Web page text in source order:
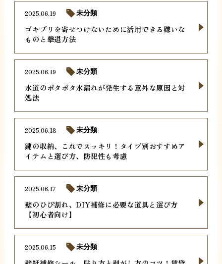
ゴキブリを寄せつけないために活用できる嫌いな
ものと撃退方法
2025.06.19 未分類
水道のポタポタ水漏れが発生する意外な原因と対
処法
2025.06.19 未分類
鍵の収納、これでスッキリ！タイプ別おすすめア
イテムと選び方、防犯性も考慮
2025.06.18 未分類
壁のひび割れ、DIY補修に必要な道具と選び方
【初心者向け】
2025.06.17 未分類
2025.06.15 未分類